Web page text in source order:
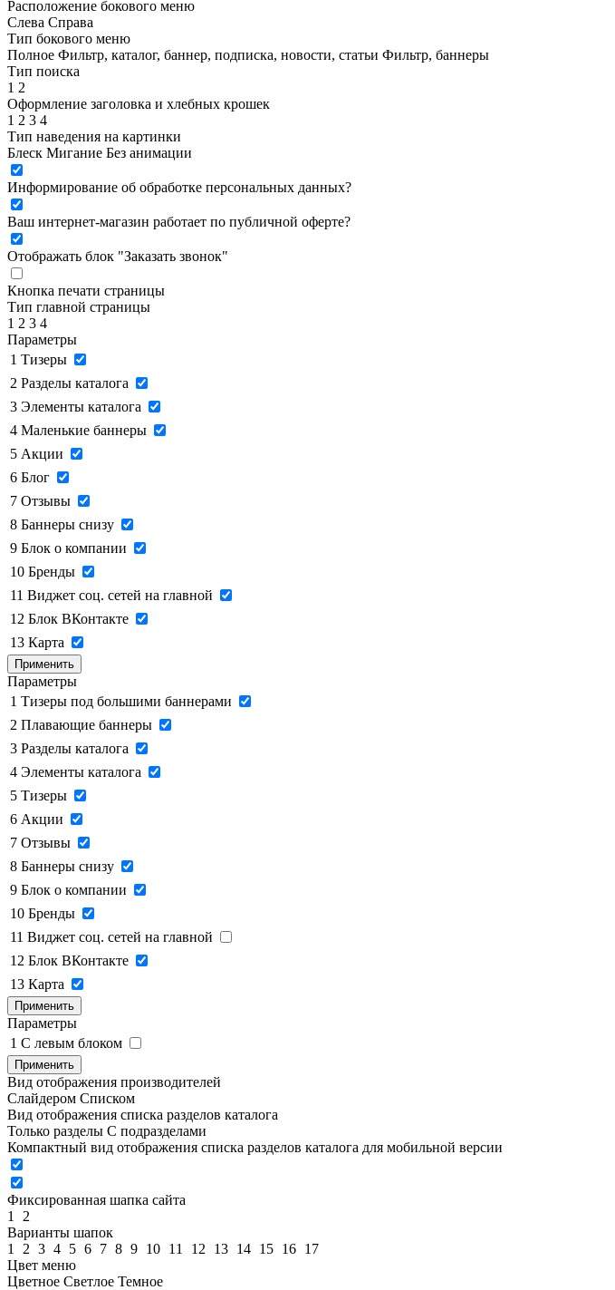
Расположение бокового меню
Слева Справа
Тип бокового меню
Полное Фильтр, каталог, баннер, подписка, новости, статьи Фильтр, баннеры
Тип поиска
1 2
Оформление заголовка и хлебных крошек
1 2 3 4
Тип наведения на картинки
Блеск Мигание Без анимации
Информирование об обработке персональных данных?
Ваш интернет-магазин работает по публичной оферте?
Отображать блок "Заказать звонок"
Кнопка печати страницы
Тип главной страницы
1 2 3 4
Параметры
1 Тизеры
2 Разделы каталога
3 Элементы каталога
4 Маленькие баннеры
5 Акции
6 Блог
7 Отзывы
8 Баннеры снизу
9 Блок о компании
10 Бренды
11 Виджет соц. сетей на главной
12 Блок ВКонтакте
13 Карта
Применить
Параметры
1 Тизеры под большими баннерами
2 Плавающие баннеры
3 Разделы каталога
4 Элементы каталога
5 Тизеры
6 Акции
7 Отзывы
8 Баннеры снизу
9 Блок о компании
10 Бренды
11 Виджет соц. сетей на главной
12 Блок ВКонтакте
13 Карта
Применить
Параметры
1 C левым блоком
Применить
Вид отображения производителей
Слайдером Списком
Вид отображения списка разделов каталога
Только разделы С подразделами
Компактный вид отображения списка разделов каталога для мобильной версии
Фиксированная шапка сайта
1
2
Варианты шапок
1
2 3 4 5 6 7 8 9 10 11 12 13 14 15 16 17
Цвет меню
Цветное Светлое Темное